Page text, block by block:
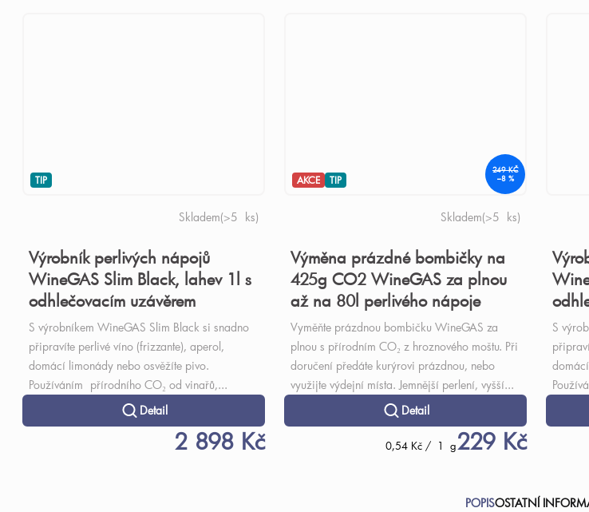
TIP
Výrobník perlivých nápojů
WineGAS Slim Black, lahev 1l s
odhlečovacím uzávěrem
Skladem(>5 ks)
2 898 Kč
Detail
S výrobníkem WineGAS Slim Black si snadno
připravíte perlivé víno (frizzante), aperol,
domácí limonády nebo osvěžíte pivo.
Používáním přírodního CO₂ od vinařů,...
AKCE TIP
249 KČ
–8 %
Výměna prázdné bombičky na
425g CO2 WineGAS za plnou
až na 80l perlivého nápoje
Skladem(>5 ks)
229 Kč
Měrná
0,54 Kč / 1 g
Detail
Vyměňte prázdnou bombičku WineGAS za
plnou s přírodním CO₂ z hroznového moštu. Při
doručení předáte kurýrovi prázdnou, nebo
využijte výdejní místa. Jemnější perlení, vyšší...
S
POPISOSTATNÍ